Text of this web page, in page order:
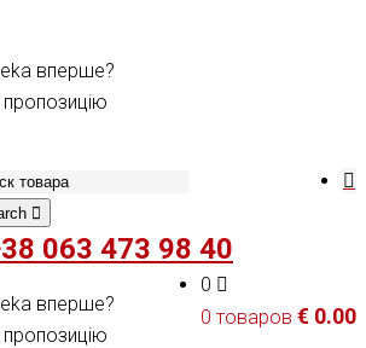
вперше?
063 473 98 40
0
0 товаров € 0.00
вперше?